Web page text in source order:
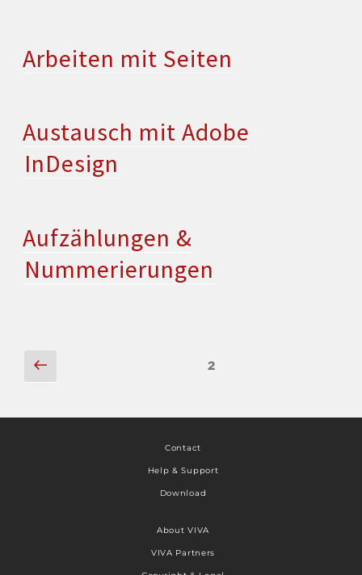
Arbeiten mit Seiten
Austausch mit Adobe
InDesign
Aufzählungen &
Nummerierungen
2
Contact
Help & Support
Download
About VIVA
VIVA Partners